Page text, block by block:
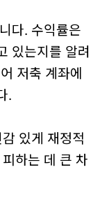
다. 수익률은
있는지를 알려
저축 계좌에
.
있게 재정적
하는 데 큰 차